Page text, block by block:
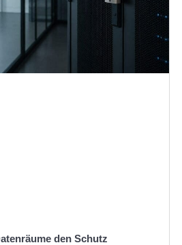
den Schutz